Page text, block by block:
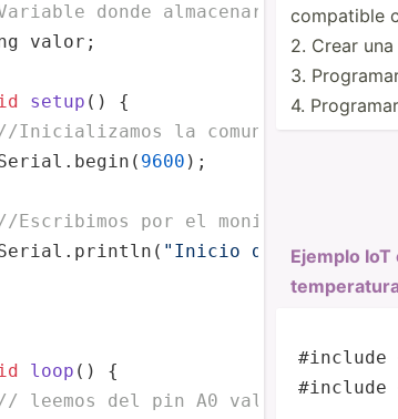
en función del valor leido
donde almacenaremos el
valor;
setup ( )
{
Inicializamos la comunicación
9600 );
Escribimos por el monitor serie
"Inicio de sketch -
loop ( )
{
leemos del pin A0 valor
compatible
2. Crear
3.
4.
Ejemplo
#include
#include